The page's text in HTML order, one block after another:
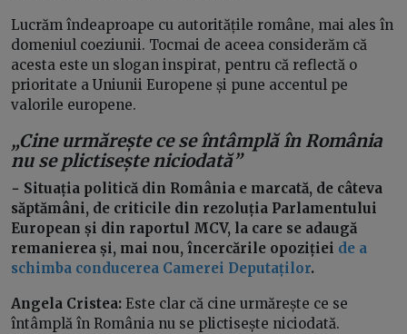
Lucrăm îndeaproape cu autoritățile române, mai ales în
domeniul coeziunii. Tocmai de aceea considerăm că
acesta este un slogan inspirat, pentru că reflectă o
prioritate a Uniunii Europene și pune accentul pe
valorile europene.
„Cine urmărește ce se întâmplă în România
nu se plictisește niciodată”
− Situația politică din România e marcată, de câteva
săptămâni, de criticile din rezoluția Parlamentului
European și din raportul MCV, la care se adaugă
remanierea și, mai nou, încercările opoziției de a
schimba conducerea Camerei Deputaților.
Angela Cristea: Este clar că cine urmărește ce se
întâmplă în România nu se plictisește niciodată.